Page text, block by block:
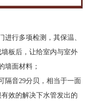
行多项检测，其保温、
板后，让给室内与室外
墙面材料；
隔音29分贝，相当于一面
效的解决下水管发出的